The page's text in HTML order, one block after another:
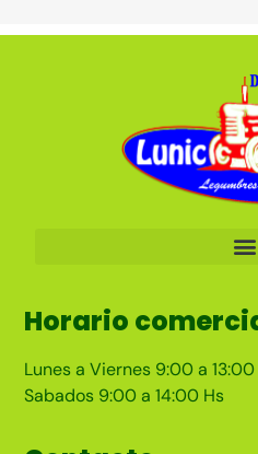
Horario
Lunes a Viernes 9:00 a
Sabados 9:00 a 14:00 Hs